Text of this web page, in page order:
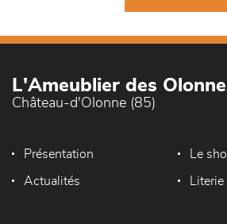
L'Ameublier des
Château-d'Olonne (85)
Présentation Le
Actualités